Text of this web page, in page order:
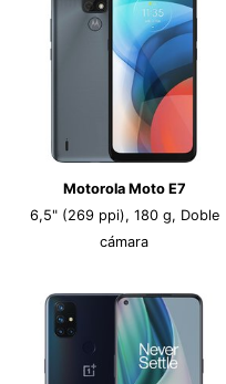
Motorola Moto E7
6,5" (269 ppi), 180 g, Doble
cámara